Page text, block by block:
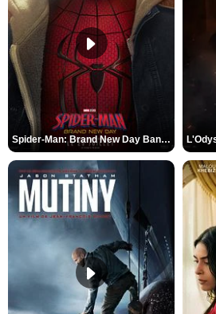
Spider-Man: Brand New Day Bande-annonce VO STFR